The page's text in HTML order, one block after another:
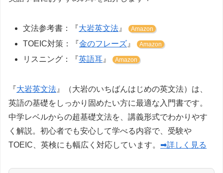
文法参考書：『大岩英文法 』 Amazon
TOEIC対策：『金のフレーズ 』 Amazon
リスニング：『英語耳』 Amazon
『大岩英文法』（大岩のいちばんはじめの英文法）は、
英語の基礎をしっかり固めたい方に最適な入門書です。
中学レベルからの超基礎文法を、講義形式でわかりやす
く解説。初心者でも安心して学べる内容で、受験や
TOEIC、英検にも幅広く対応しています。 ➡詳しく見る